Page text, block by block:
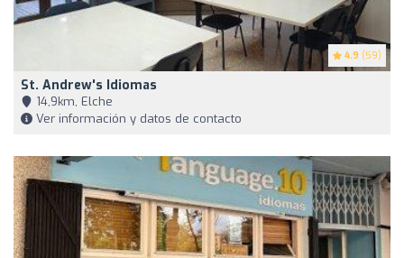
4.9 (59)
St. Andrew's Idiomas
14,9km, Elche
Ver información y datos de contacto